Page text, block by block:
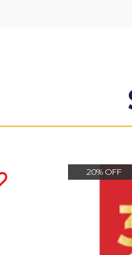
20% OFF